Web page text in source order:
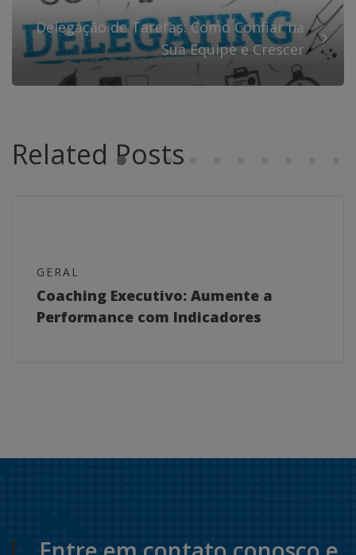
Delegação de Tarefas: Como Confiar na
Sua Equipe e Crescer
Related Posts
GERAL
Coaching Executivo: Aumente a
Performance com Indicadores